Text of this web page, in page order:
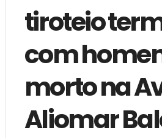
tiroteio
com
morto na
Aliomar